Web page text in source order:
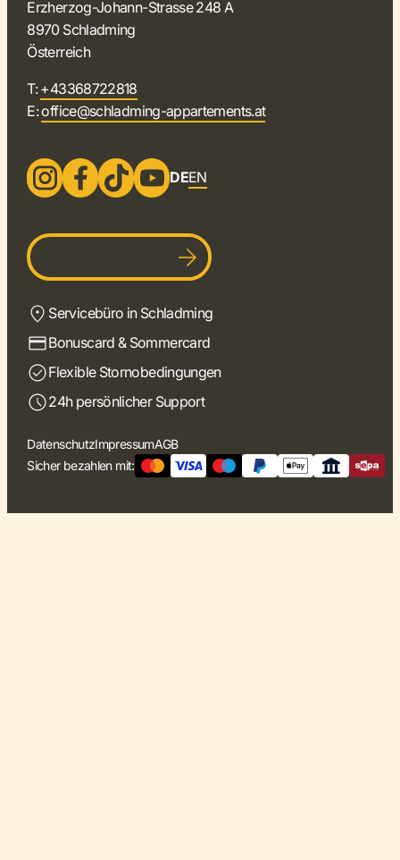
Erzherzog-Johann-Strasse 248 A
8970 Schladming
Österreich
T:+43368722818
E:office@schladming-appartements.at
DEEN
Servicebüro in Schladming
Bonuscard & Sommercard
Flexible Stornobedingungen
24h persönlicher Support
DatenschutzImpressumAGB
Sicher bezahlen mit: